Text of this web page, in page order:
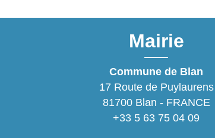
Mairie
Commune de Blan
17 Route de Puylaurens
81700 Blan - FRANCE
+33 5 63 75 04 09